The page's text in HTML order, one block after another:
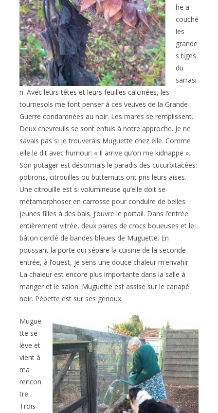
he a
couché
les
grande
s tiges
du
sarrasi
n. Avec leurs têtes et leurs feuilles calcinées, les
tournesols me font penser à ces veuves de la Grande
Guerre condamnées au noir. Les mares se remplissent.
Deux chevreuils se sont enfuis à notre approche. Je ne
savais pas si je trouverais Muguette chez elle. Comme
elle le dit avec humour: « Il arrive qu’on me kidnappe ».
Son potager est désormais le paradis des cucurbitacées:
potirons, citrouilles ou butternuts ont pris leurs aises.
Une citrouille est si volumineuse qu’elle doit se
métamorphoser en carrosse pour conduire de belles
jeunes filles à des bals. J’ouvre le portail. Dans l’entrée
entièrement vitrée, deux paires de crocs boueuses et le
bâton cerclé de bandes bleues de Muguette. En
poussant la porte qui sépare la cuisine de la seconde
entrée, à l’ouest, je sens une douce chaleur m’envahir.
La chaleur est encore plus importante dans la salle à
manger et le salon. Muguette est assise sur le canapé
noir. Pépette est sur ses genoux.
Mugue
tte se
lève et
vient à
ma
rencon
tre.
Trois